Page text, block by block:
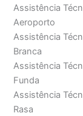
Assistência
Aeroporto
Assistência
Branca
Assistência
Funda
Assistência
Rasa